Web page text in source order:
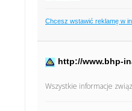
Chcesz wstawić reklamę w
http://www.bhp-
Wszystkie informacje